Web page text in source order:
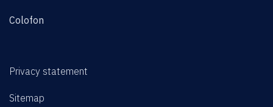
Colofon
Privacy statement
Sitemap